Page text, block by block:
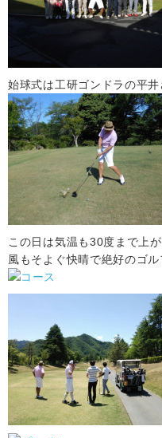
始球式は工研ゴンドラの平井
この日は気温も30度まで上
風もそよぐ快晴で絶好のゴル